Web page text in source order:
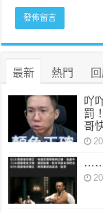
最新 熱門
吖
罰
哥